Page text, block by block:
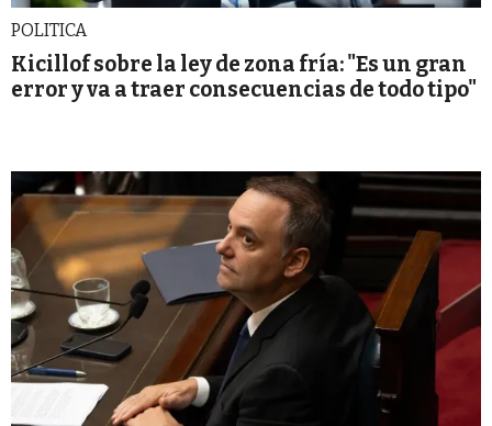
POLITICA
Kicillof sobre la ley de zona fría: "Es un gran
error y va a traer consecuencias de todo tipo"